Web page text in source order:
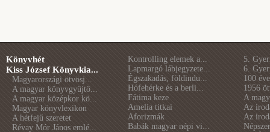
Könyvhét
Kiss József Könyvkia...
Magyarországi ötvösj...
A magyar könyvgyűjtő...
A magyar középkor kö...
Magyar könyvlexikon
A hétfejű szeretet
Révay Mór János emlé...
Kontrolling elemek a...
Lapmargó lábjegyzete...
Égszakadás, földindu...
Hófehérke és a berli...
Fátima keze
Amelia titkai
Aforizmák
Babák magyar népi vi...
5.
6.
100
1956
A
Az
Az